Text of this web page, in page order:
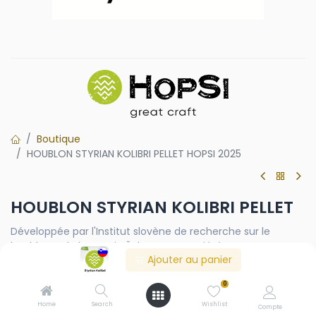
Ajouter au panier
Home Search
0
Wishlist Compte
Boutique
HOUBLON STYRIAN KOLIBRI PELLET HOPSI 2025
HOUBLON STYRIAN KOLIBRI PELLET
Développée par l'Institut slovène de recherche sur le
houblon et la brasserie Žalec, cette variété est un
croisement entre un houblon Golding européen et un
houblon américain. Le houblon Kolibri de Styrie apporte
principalement des arômes fruités de cassis, de myrtille et
d'ananas, accompagnées d'arômes floraux comme le